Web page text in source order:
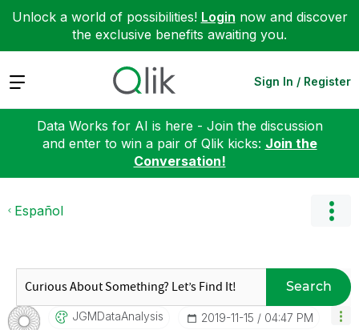
Unlock a world of possibilities! Login now and discover
the exclusive benefits awaiting you.
Expand Sign In / Register
Data Works for AI is here - Join the discussion
and enter to win a pair of Qlik kicks: Join the
Conversation!
Español
Search
JGMDataAnalysis ‎2019-11-15 04:47 PM